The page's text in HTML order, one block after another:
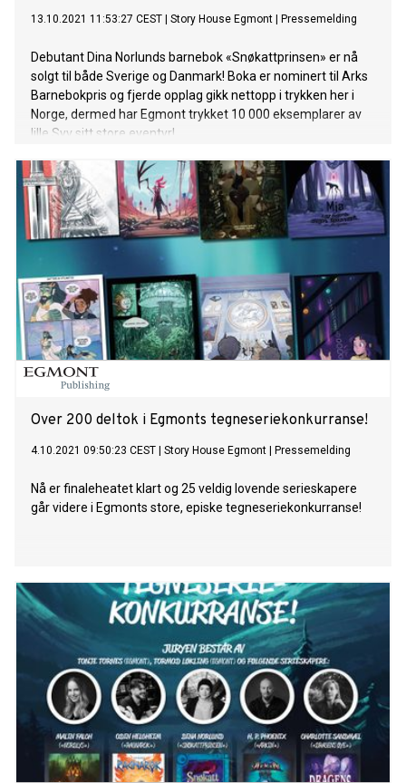
13.10.2021 11:53:27 CEST Story House Egmont Pressemelding
Debutant Dina Norlunds barnebok «Snøkattprinsen» er nå
solgt til både Sverige og Danmark! Boka er nominert til Arks
Barnebokpris og fjerde opplag gikk nettopp i trykken her i
Norge, dermed har Egmont trykket 10 000 eksemplarer av
lille Syv sitt store eventyr!
Over 200 deltok i Egmonts tegneseriekonkurranse!
4.10.2021 09:50:23 CEST Story House Egmont Pressemelding
Nå er finaleheatet klart og 25 veldig lovende serieskapere
går videre i Egmonts store, episke tegneseriekonkurranse!